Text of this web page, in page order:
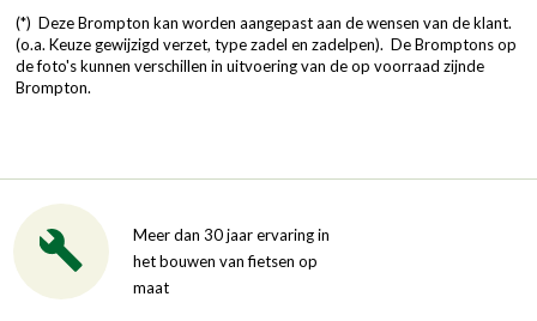
(*) Deze Brompton kan worden aangepast aan de wensen van de klant.
(o.a. Keuze gewijzigd verzet, type zadel en zadelpen). De Bromptons op
de foto's kunnen verschillen in uitvoering van de op voorraad zijnde
Brompton.
Meer dan 30 jaar ervaring in
het bouwen van fietsen op
maat